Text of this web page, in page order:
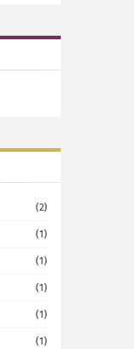
(2)
(1)
(1)
(1)
(1)
(1)